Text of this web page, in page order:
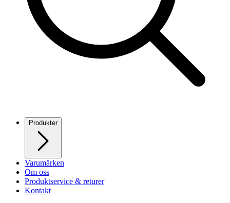
Produkter
Varumärken
Om oss
Produktservice & returer
Kontakt